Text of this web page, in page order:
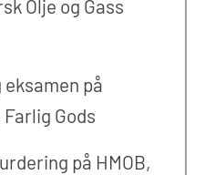
Olje og Gass
på
Gods
på HMOB,